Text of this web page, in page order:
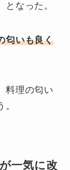
なった。
匂いも良く
料理の匂い
一気に改